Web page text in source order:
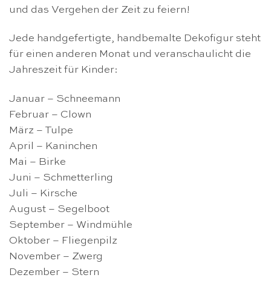
und das Vergehen der Zeit zu feiern!
Jede handgefertigte, handbemalte Dekofigur steht
für einen anderen Monat und veranschaulicht die
Jahreszeit für Kinder:
Januar – Schneemann
Februar – Clown
März – Tulpe
April – Kaninchen
Mai – Birke
Juni – Schmetterling
Juli – Kirsche
August – Segelboot
September – Windmühle
Oktober – Fliegenpilz
November – Zwerg
Dezember – Stern